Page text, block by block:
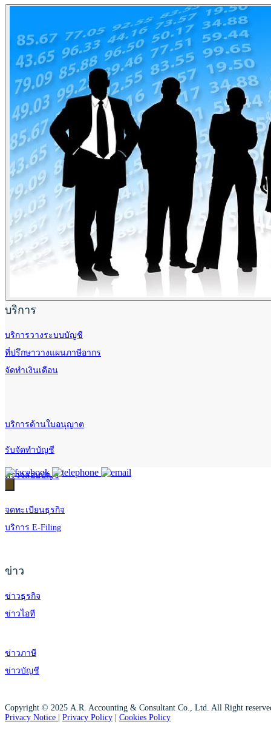
บริการ
บริการวางระบบบัญชี
ที่ปรึกษาวางแผนภาษีอากร
จัดทำเงินเดือน
บริการด้านใบอนุญาต
รับจัดทำบัญชี
ตรวจสอบบัญชี
จดทะเบียนธุรกิจ
บริการ E-Filing
ข่าว
ข่าวธุรกิจ
ข่าวไอที
ข่าวภาษี
ข่าวบัญชี
Copyright © 2025 A.R. Accounting & Consultant Co., Ltd. All Right
Privacy Notice |
Privacy Policy Cookies Policy